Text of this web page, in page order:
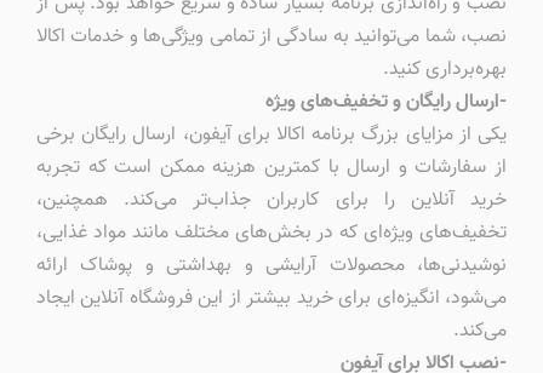
نصب، شما می‌توانید به سادگی از تمامی ویژگی‌ها و خدمات اکالا
بهره‌برداری کنید.
-ارسال رایگان و تخفیف‌های ویژه
یکی از مزایای بزرگ برنامه اکالا برای آیفون، ارسال رایگان برخی
از سفارشات و ارسال با کمترین هزینه ممکن است که تجربه
خرید آنلاین را برای کاربران جذاب‌تر می‌کند. همچنین،
تخفیف‌های ویژه‌ای که در بخش‌های مختلف مانند مواد غذایی،
نوشیدنی‌ها، محصولات آرایشی و بهداشتی و پوشاک ارائه
می‌شود، انگیزه‌ای برای خرید بیشتر از این فروشگاه آنلاین ایجاد
می‌کند.
-نصب اکالا برای آیفون